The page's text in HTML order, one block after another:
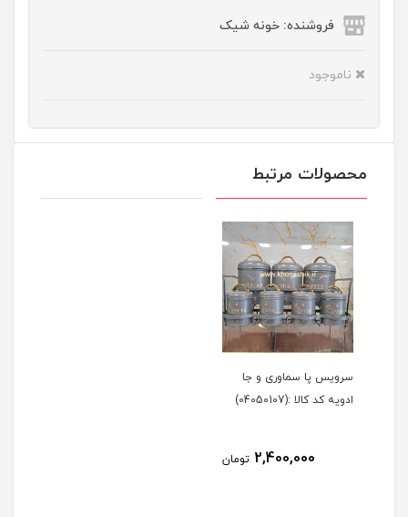
فروشنده: خونه شیک
ناموجود
محصولات مرتبط
سرویس پا سماوری و جا
ادویه کد کالا :(04050107)
2,400,000 تومان